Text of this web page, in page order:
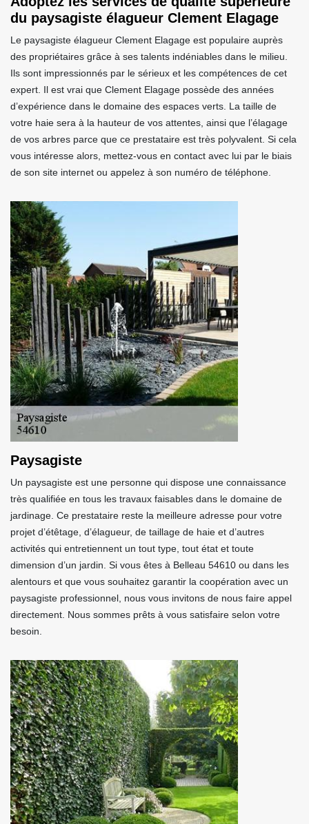
du paysagiste élagueur Clement Elagage
Le paysagiste élagueur Clement Elagage est populaire auprès
des propriétaires grâce à ses talents indéniables dans le milieu.
Ils sont impressionnés par le sérieux et les compétences de cet
expert. Il est vrai que Clement Elagage possède des années
d’expérience dans le domaine des espaces verts. La taille de
votre haie sera à la hauteur de vos attentes, ainsi que l’élagage
de vos arbres parce que ce prestataire est très polyvalent. Si cela
vous intéresse alors, mettez-vous en contact avec lui par le biais
de son site internet ou appelez à son numéro de téléphone.
Paysagiste
Un paysagiste est une personne qui dispose une connaissance
très qualifiée en tous les travaux faisables dans le domaine de
jardinage. Ce prestataire reste la meilleure adresse pour votre
projet d’étêtage, d’élagueur, de taillage de haie et d’autres
activités qui entretiennent un tout type, tout état et toute
dimension d’un jardin. Si vous êtes à Belleau 54610 ou dans les
alentours et que vous souhaitez garantir la coopération avec un
paysagiste professionnel, nous vous invitons de nous faire appel
directement. Nous sommes prêts à vous satisfaire selon votre
besoin.